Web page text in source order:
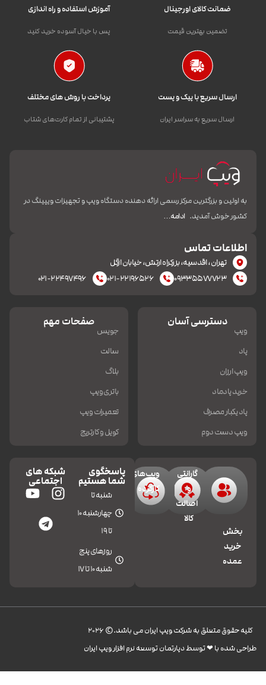
ضمانت کالای اورجینال
تضمین بهترین قیمت
آموزش استفاده و راه اندازی
پس با خیال آسوده خرید کنید
ارسال سریع با پیک و پست
ارسال سریع به سراسر ایران
پرداخت با روش های مختلف
پشتیبانی از تمام کارت‌های شتاب
به اولین و بزرگترین مرکز رسمی ارائه دهنده دستگاه ویپ و تجهیزات ویپینگ در
کشور خوش آمدید. ادامه…
اطلاعات تماس
تهران، اقدسیه، بزرکراه ارتش، خیابان ازگل
۰۹۳۳۵۵۷۷۷۲۳
۰۲۱-۲۲۱۹۶۵۲۶ ۰۲۱-۲۲۴۹۷۴۹۶
دسترسی آسان
ویپ
پاد
ویپ ارزان
خرید پادماد
پاد یکبار مصرف
ویپ دست دوم
صفحات مهم
جویس
سالت
بلاگ
باتری ویپ
تعمیرات ویپ
کویل و کارتریج
بخش
خرید
عمده
گارانتی
و
اصالت
کالا
ویپ‌های
کارکرده
پاسخگوی
شما هستیم
شنبه تا
چهارشنبه 10
تا 19
روزهای پنج
شنبه 10 تا 17
شبکه های
اجتماعی
کليه حقوق متعلق به شرکت ویپ ایران می باشد.© 2026
طراحی شده با ❤︎ توسط دپارتمان توسعه نرم افزار ویپ ایران